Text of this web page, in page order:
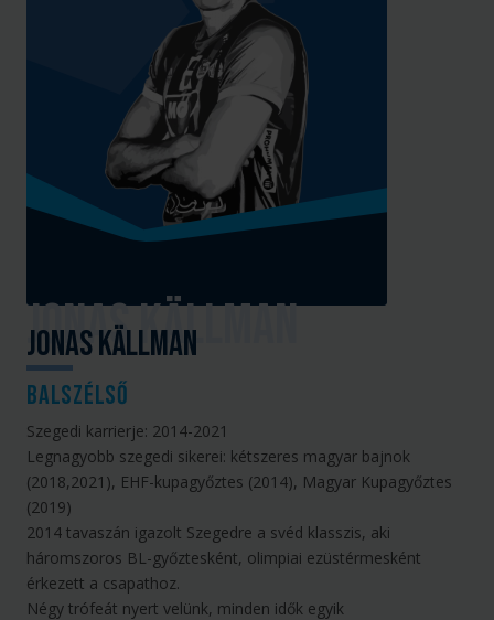
Jonas Källman
balszélső
Szegedi karrierje: 2014-2021
Legnagyobb szegedi sikerei: kétszeres magyar bajnok
(2018,2021), EHF-kupagyőztes (2014), Magyar Kupagyőztes
(2019)
2014 tavaszán igazolt Szegedre a svéd klasszis, aki
háromszoros BL-győztesként, olimpiai ezüstérmesként
érkezett a csapathoz.
Négy trófeát nyert velünk, minden idők egyik